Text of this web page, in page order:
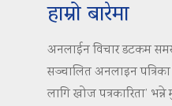
हाम्रो बारेमा
अनलाईन विचार डटकम समरुप
सञ्चालित अनलाइन
लागि खोज पत्रकारिता’